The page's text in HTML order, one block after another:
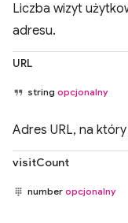
Liczba wizyt
adresu.
URL
string opcjonalny
Adres URL, na
visitCount
number opcjonalny